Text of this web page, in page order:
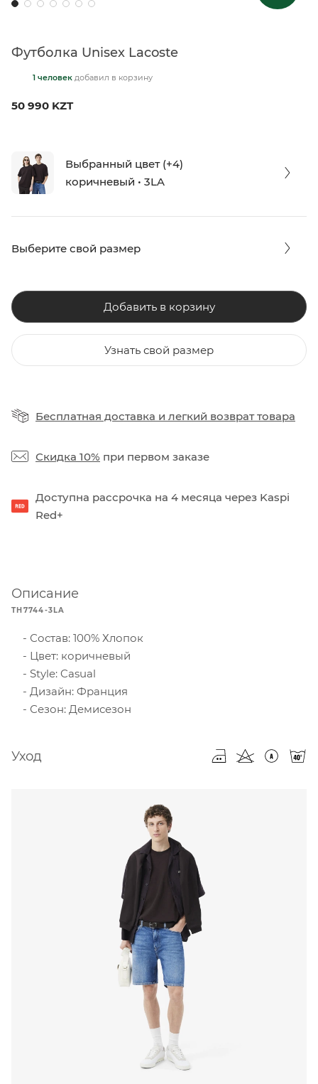
Футболка Unisex Lacoste
1 человек добавил в корзину
50 990 KZT
Выбранный цвет (+4)
коричневый • 3LA
Выберите свой размер
Добавить в корзину
Узнать свой размер
Бесплатная доставка и легкий возврат товара
Скидка 10% при первом заказе
Доступна рассрочка на 4 месяца через Kaspi
Red+
Описание
TH7744-3LA
Состав: 100% Хлопок
Цвет: коричневый
Style: Casual
Дизайн: Франция
Сезон: Демисезон
Уход